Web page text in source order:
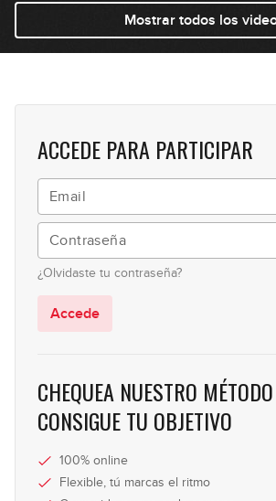
15:28
Rhythm
GRATIS
18
19
Práctica: Stella
20
Mostrar todos los
ACCEDE PARA PARTICIPAR
¿Olvidaste tu contraseña?
Accede
CHEQUEA NUESTRO
CONSIGUE TU OBJETIVO
100% online
Flexible, tú marcas el ritmo